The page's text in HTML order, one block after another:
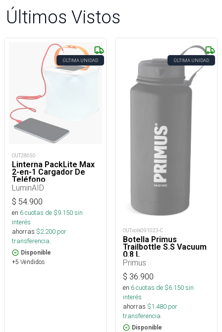
Últimos Vistos
ÚLTIMA UNIDAD
OUT28650
Linterna PackLite Max
2-en-1 Cargador De
Teléfono
LuminAID
$ 54.900
en 6cuotas de $9.150sin
interés
ahorras $2.200 por
transferencia.
Disponible
+5 Vendidos
ÚLTIMA UNIDAD
OUTvolk091023-C
Botella Primus
Trailbottle S.S Vacuum
0.8 L
Primus
$ 36.900
en 6cuotas de $6.150sin
interés
ahorras $1.480 por
transferencia.
Disponible